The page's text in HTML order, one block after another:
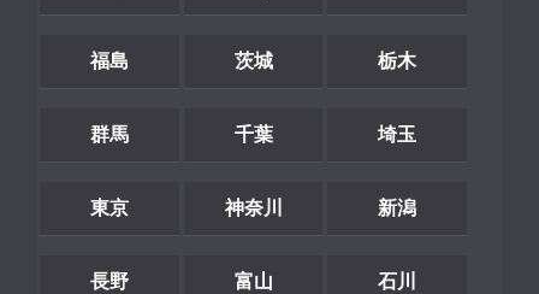
福島 茨城 栃木
群馬 千葉 埼玉
東京 神奈川 新潟
長野 富山 石川